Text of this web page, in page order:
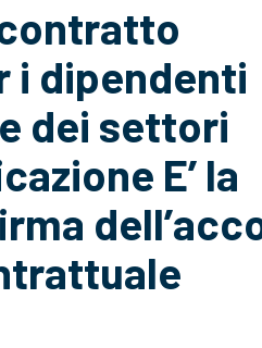
i dipendenti
dei settori
E’ la